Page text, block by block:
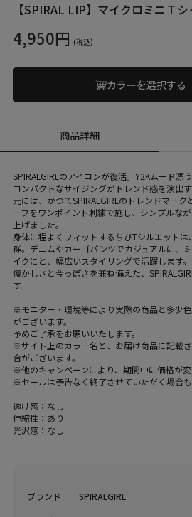
【SPIRAL LIP】マイクロミニＴシ
4,950円 (税込)
カラーを選択する
商品詳細
SPIRALGIRLのアイコンが復活。Y2Kムード漂
コンパクトなサイジングがトレンド感を演出
元には、かつてSPIRALGIRLのトレンドマー
ーフをワンポイント刺繍で施し、シンプルな
上げました。
身体に程よくフィットするちびTシルエット
群。デニムやカーゴパンツでカジュアルに、
イクにと、幅広いスタイリングで活躍します。
懐かしさと今っぽさを兼ね備えた、
す。
※モニター・環境等により実際の商品と多少
がございます。
予めご了承をお願いいたします。
※サイト上のカラー名と、お届け商品に記載
合がございます。
※他のキャンペーンにより、期間中に価格が変
※セールは予告なく終了させていただく場合も
透け感：なし
伸縮性：あり
光沢感：なし
ブランド
SPIRALGIRL